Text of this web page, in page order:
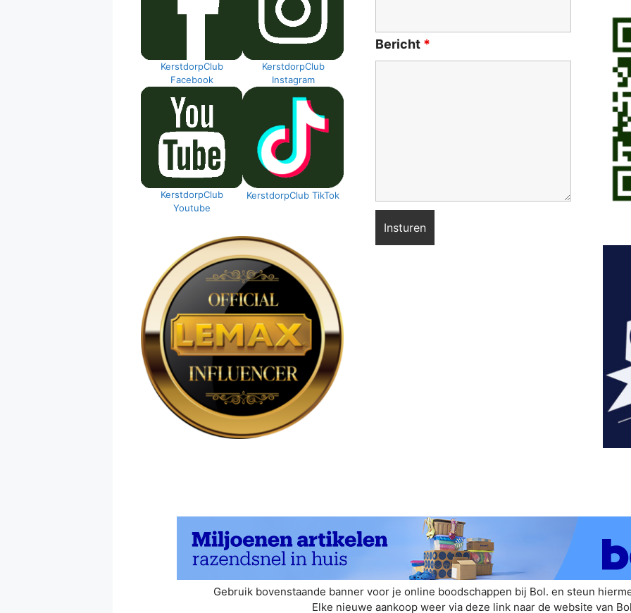
KerstdorpClub
Facebook
KerstdorpClub
Youtube
KerstdorpClub
Instagram
KerstdorpClub TikTok
Bericht *
Gebruik bovenstaande banner voor je online boodschappen bij Bol. en steun
Elke nieuwe aankoop weer via deze link naar de website van